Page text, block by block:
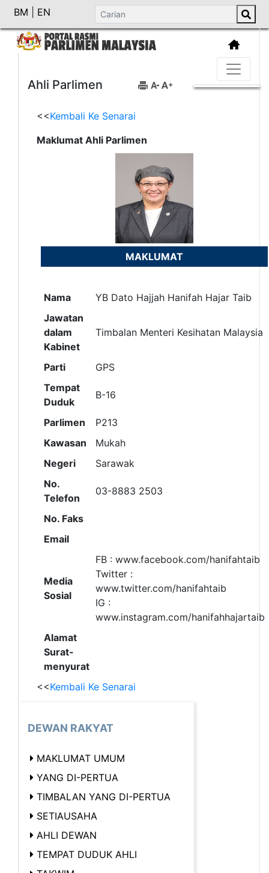
BM EN
Ahli Parlimen
<<Kembali Ke Senarai
Maklumat Ahli Parlimen
MAKLUMAT
Nama
YB Dato Hajjah Hanifah Hajar Taib
Jawatan
dalam
Kabinet
Timbalan Menteri Kesihatan Malaysia
Parti
GPS
Tempat
Duduk
B-16
Parlimen
P213
Kawasan
Mukah
Negeri
Sarawak
No.
Telefon
03-8883 2503
No. Faks
Email
Media
Sosial
FB : www.facebook.com/hanifahtaib
Twitter :
www.twitter.com/hanifahtaib
IG :
www.instagram.com/hanifahhajartaib
Alamat
Surat-
menyurat
<<Kembali Ke Senarai
DEWAN RAKYAT
MAKLUMAT UMUM
YANG DI-PERTUA
TIMBALAN YANG DI-PERTUA
SETIAUSAHA
AHLI DEWAN
TEMPAT DUDUK AHLI